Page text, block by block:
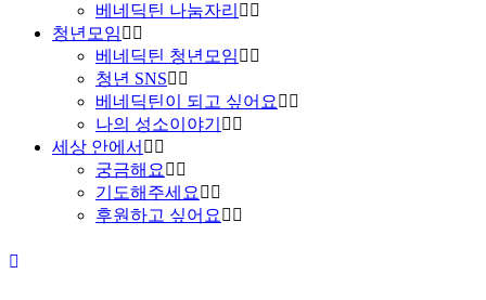
베네딕틴 나눔자리
청년모임
베네딕틴 청년모임
청년 SNS
베네딕틴이 되고 싶어요
나의 성소이야기
세상 안에서
궁금해요
기도해주세요
후원하고 싶어요